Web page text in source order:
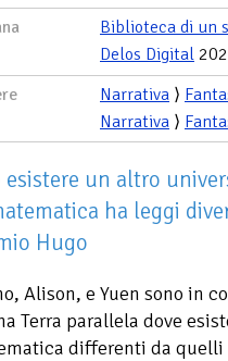
Biblioteca di un
Delos Digital
Narrativa ⟩
Narrativa ⟩
esistere un altro
ha leggi
Hugo
Alison, e Yuen sono in
Terra parallela dove
differenti da quelli